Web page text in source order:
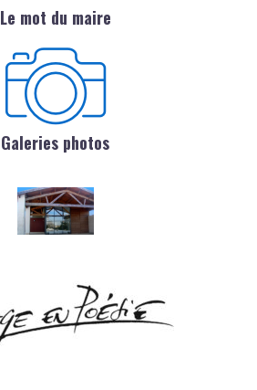
Le mot du maire
Galeries photos